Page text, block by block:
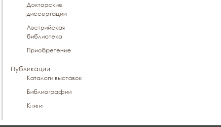
Докторские
диссертации
Австрийская
библиотека
Приобретение
Публикации
Каталоги выставок
Библиографии
Книги